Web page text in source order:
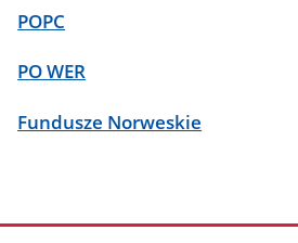
POPC
PO WER
Fundusze Norweskie